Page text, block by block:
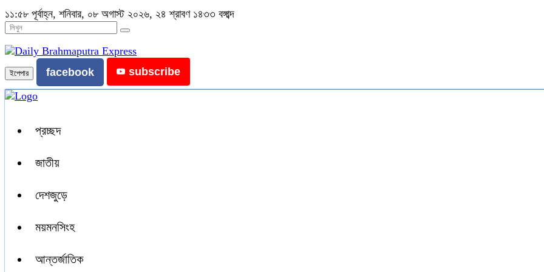
১১:৫৮ পূর্বাহ্ন, শনিবার, ০৮ অগাস্ট ২০২৬, ২৪ শ্রাবণ ১৪৩৩ বঙ্গাব্দ
ইপেপার facebook subscribe
প্রচ্ছদ
জাতীয়
দেশজুড়ে
ময়মনসিংহ
আন্তর্জাতিক